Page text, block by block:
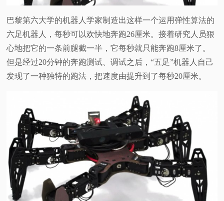
测
视
体
验
巴黎第六大学的机器人学家制造出这样一个运用弹性算法的
六足机器人，每秒可以欢快地奔跑26厘米。接着研究人员狠
心地把它的一条前腿截一半，它每秒就只能奔跑8厘米了。
但是经过20分钟的奔跑测试、调试之后，“五足”机器人自己
发现了一种独特的跑法，把速度由提升到了每秒20厘米。